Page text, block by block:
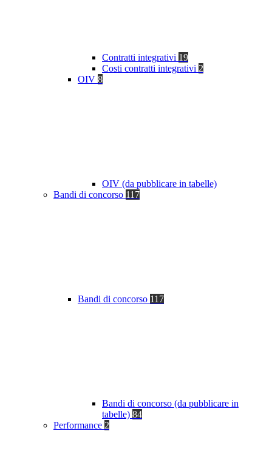
Contratti integrativi 19
Costi contratti integrativi 2
OIV 8
OIV (da pubblicare in tabelle)
Bandi di concorso 117
Bandi di concorso 117
Bandi di concorso (da pubblicare in
tabelle) 84
Performance 2